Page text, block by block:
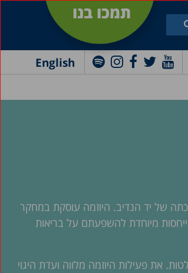
תמכו בנו
English
של יד הנדיב. היוזמה עוסקת במחקר
מיוחדת להשפעתם על בריאות
את פעילות היוזמה מלווה ועדת היגוי